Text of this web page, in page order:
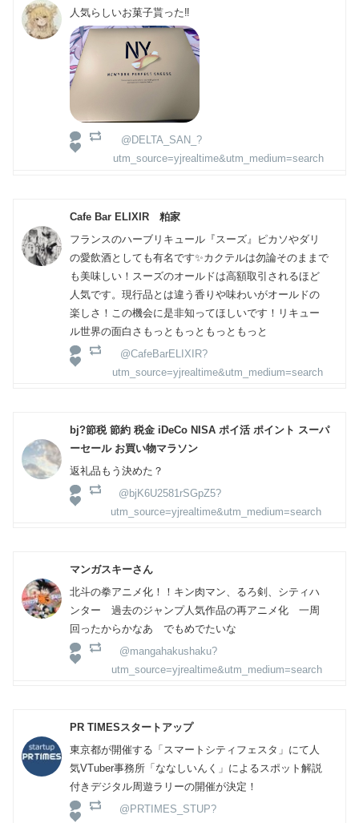
人気らしいお菓子貰った‼️
@DELTA_SAN_?
utm_source=yjrealtime&utm_medium=search
Cafe Bar ELIXIR 粕家
フランスのハーブリキュール『スーズ』ピカソやダリ
の愛飲酒としても有名です✨カクテルは勿論そのままで
も美味しい！スーズのオールドは高額取引されるほど
人気です。現行品とは違う香りや味わいがオールドの
楽しさ！この機会に是非知ってほしいです！リキュー
ル世界の面白さもっともっともっともっと
@CafeBarELIXIR?
utm_source=yjrealtime&utm_medium=search
bj?節税 節約 税金 iDeCo NISA ポイ活 ポイント スーパ
ーセール お買い物マラソン
返礼品もう決めた？
@bjK6U2581rSGpZ5?
utm_source=yjrealtime&utm_medium=search
マンガスキーさん
北斗の拳アニメ化！！キン肉マン、るろ剣、シティハ
ンター 過去のジャンプ人気作品の再アニメ化 一周
回ったからかなあ でもめでたいな
@mangahakushaku?
utm_source=yjrealtime&utm_medium=search
PR TIMESスタートアップ
東京都が開催する「スマートシティフェスタ」にて人
気VTuber事務所「ななしいんく」によるスポット解説
付きデジタル周遊ラリーの開催が決定！
@PRTIMES_STUP?